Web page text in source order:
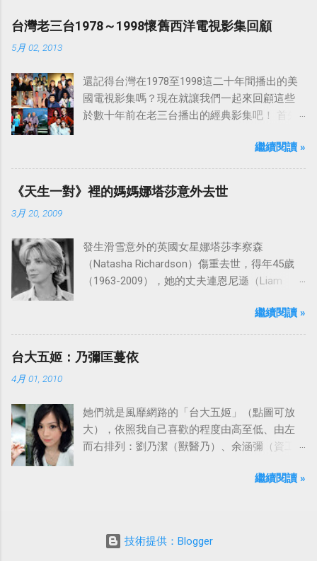
台灣老三台1978～1998懷舊西洋電視影集回顧
5月 02, 2013
還記得台灣在1978至1998這二十年間播出的美
國電視影集嗎？現在就讓我們一起來回顧這些
於數十年前在老三台播出的經典影集吧！ 首先
「愛之船」（The Love Boat），這部影集最早
是在1977年9月24日至1986年5月24日於美國
ABC頻道首播，共播出了249集。 令人懷念的愛
之船旋律：
繼續閱讀 »
《天生一對》裡的媽媽娜塔莎意外去世
3月 20, 2009
發生滑雪意外的英國女星娜塔莎李察森
（Natasha Richardson）傷重去世，得年45歲
（1963-2009），她的丈夫連恩尼遜（Liam
到傷心，希望外界給他們空間撫平傷痛。繼續閱讀 »
台大五姬：乃彌匡蔓依
4月 01, 2010
她們就是風靡網路的「台大五姬」（點圖可放
大），依照我自己喜歡的程度由高至低、由左
而右排列：劉乃潔（獸醫乃）、余涵彌（資工
蔓）、吳依潔（戲劇依）；這五位正妹透過網
繼續閱讀 »
技術提供：Blogger